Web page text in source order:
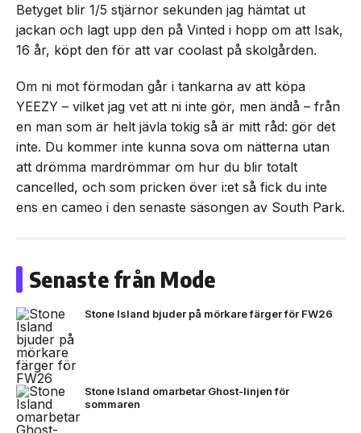
Betyget blir 1/5 stjärnor sekunden jag hämtat ut
jackan och lagt upp den på Vinted i hopp om att Isak,
16 år, köpt den för att var coolast på skolgården.
Om ni mot förmodan går i tankarna av att köpa
YEEZY – vilket jag vet att ni inte gör, men ändå – från
en man som är helt jävla tokig så är mitt råd: gör det
inte. Du kommer inte kunna sova om nätterna utan
att drömma mardrömmar om hur du blir totalt
cancelled, och som pricken över i:et så fick du inte
ens en cameo i den senaste säsongen av South Park.
Senaste från Mode
Stone Island bjuder på mörkare färger för FW26
Stone Island omarbetar Ghost-linjen för
sommaren